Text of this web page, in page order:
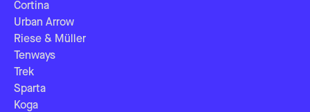
Cortina
Urban Arrow
Riese & Müller
Tenways
Trek
Sparta
Koga